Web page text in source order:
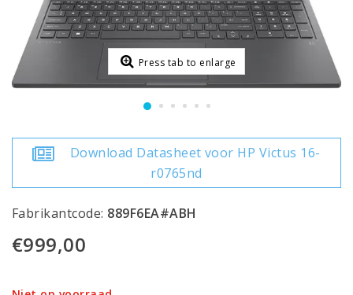
Press tab to enlarge
Download Datasheet voor HP Victus 16-
r0765nd
Fabrikantcode: 889F6EA#ABH
€999,00